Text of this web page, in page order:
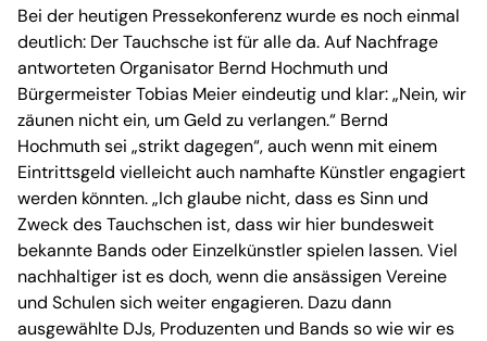
Bei der heutigen Pressekonferenz wurde es noch einmal
deutlich: Der Tauchsche ist für alle da. Auf Nachfrage
antworteten Organisator Bernd Hochmuth und
Bürgermeister Tobias Meier eindeutig und klar: „Nein, wir
zäunen nicht ein, um Geld zu verlangen.“ Bernd
Hochmuth sei „strikt dagegen“, auch wenn mit einem
Eintrittsgeld vielleicht auch namhafte Künstler engagiert
werden könnten. „Ich glaube nicht, dass es Sinn und
Zweck des Tauchschen ist, dass wir hier bundesweit
bekannte Bands oder Einzelkünstler spielen lassen. Viel
nachhaltiger ist es doch, wenn die ansässigen Vereine
und Schulen sich weiter engagieren. Dazu dann
ausgewählte DJs, Produzenten und Bands so wie wir es